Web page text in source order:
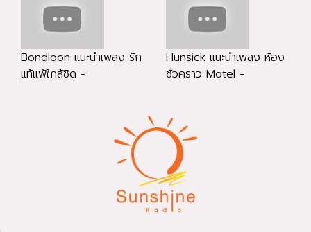
Bondloon แนะนำเพลง รัก
แท้แพ้ใกล้ชิด -
Hunsick แนะนำเพลง ห้อง
ชั่วคราว Motel -